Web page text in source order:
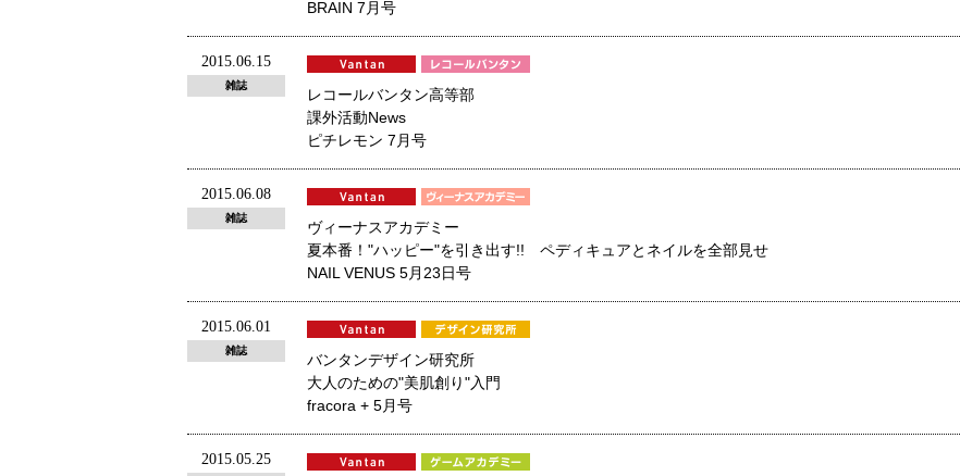
BRAIN 7月号
2015.06.15
雑誌
レコールバンタン高等部
課外活動News
ピチレモン 7月号
2015.06.08
雑誌
ヴィーナスアカデミー
夏本番！"ハッピー"を引き出す!! ペディキュアとネイルを全部見せ
NAIL VENUS 5月23日号
2015.06.01
雑誌
バンタンデザイン研究所
大人のための"美肌創り"入門
fracora + 5月号
2015.05.25